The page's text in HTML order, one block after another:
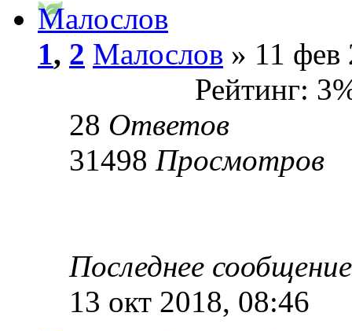
Малослов
1, 2 Малослов » 11 фев
Рейтинг:
28 Ответов
31498 Просмотров
Последнее
13 окт 2018, 08:46